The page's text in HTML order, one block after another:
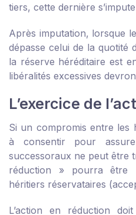
tiers, cette dernière
Après imputation, lorsque
dépasse celui de la quotité
la réserve héréditaire est
libéralités excessives
L’exercice de
Si un compromis entre les
à consentir pour
successoraux ne peut être
réduction » pourra
héritiers réservataires
L’action en réduction